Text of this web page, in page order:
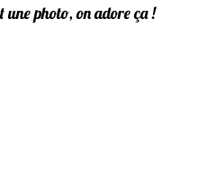
une photo, on adore ça !